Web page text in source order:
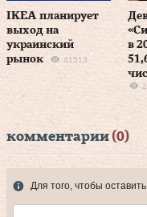
IKEA планирует
выход на
украинский
рынок
41513
в
комментарии (0)
Для того, чтобы